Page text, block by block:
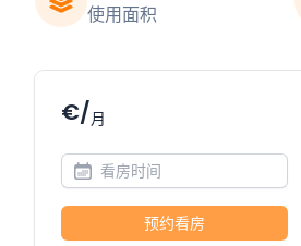
使用面积
€/月
预约看房